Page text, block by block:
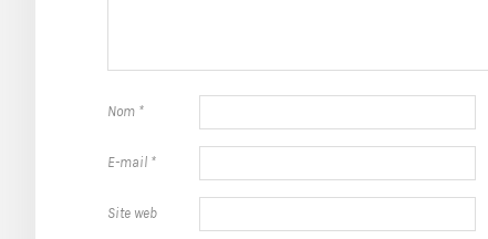
Nom *
E-mail *
Site web